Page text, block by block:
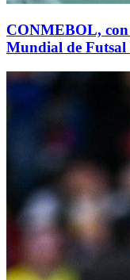
CONMEBOL, con
Mundial de Futsal